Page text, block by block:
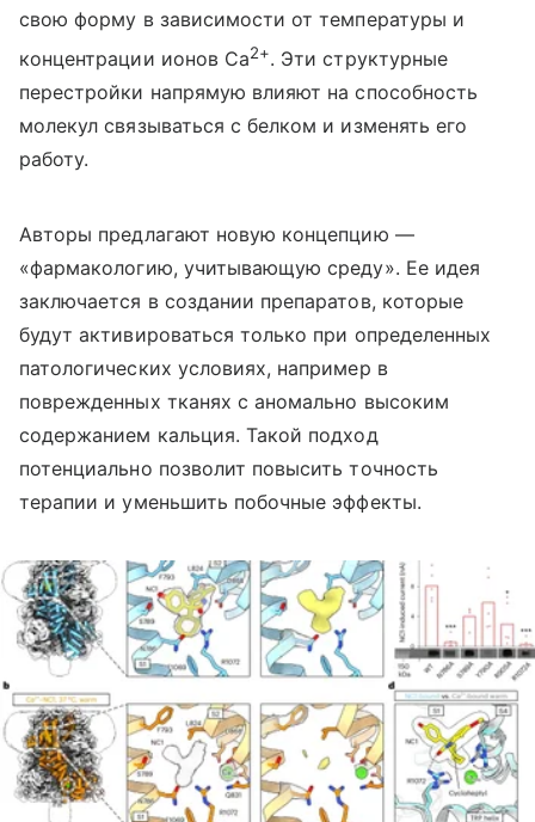
свою форму в зависимости от температуры и
концентрации ионов Ca2+. Эти структурные
перестройки напрямую влияют на способность
молекул связываться с белком и изменять его
работу.
Авторы предлагают новую концепцию —
«фармакологию, учитывающую среду». Ее идея
заключается в создании препаратов, которые
будут активироваться только при определенных
патологических условиях, например в
поврежденных тканях с аномально высоким
содержанием кальция. Такой подход
потенциально позволит повысить точность
терапии и уменьшить побочные эффекты.